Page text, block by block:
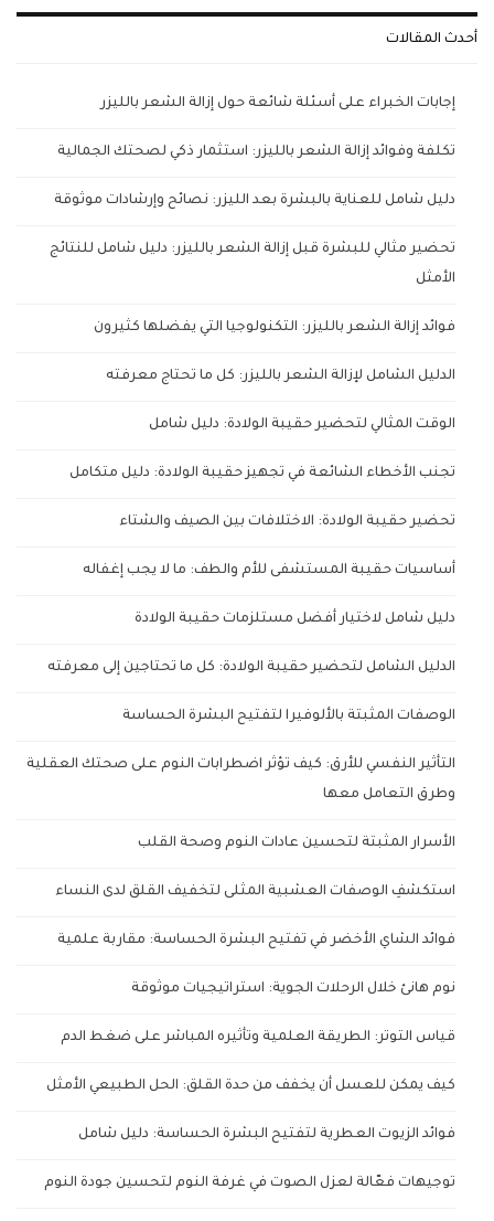
أحدث المقالات
إجابات الخبراء على أسئلة شائعة حول إزالة الشعر بالليزر
تكلفة وفوائد إزالة الشعر بالليزر: استثمار ذكي لصحتك الجمالية
دليل شامل للعناية بالبشرة بعد الليزر: نصائح وإرشادات موثوقة
تحضير مثالي للبشرة قبل إزالة الشعر بالليزر: دليل شامل للنتائج
الأمثل
فوائد إزالة الشعر بالليزر: التكنولوجيا التي يفضلها كثيرون
الدليل الشامل لإزالة الشعر بالليزر: كل ما تحتاج معرفته
الوقت المثالي لتحضير حقيبة الولادة: دليل شامل
تجنب الأخطاء الشائعة في تجهيز حقيبة الولادة: دليل متكامل
تحضير حقيبة الولادة: الاختلافات بين الصيف والشتاء
أساسيات حقيبة المستشفى للأم والطف: ما لا يجب إغفاله
دليل شامل لاختيار أفضل مستلزمات حقيبة الولادة
الدليل الشامل لتحضير حقيبة الولادة: كل ما تحتاجين إلى معرفته
الوصفات المثبتة بالألوفيرا لتفتيح البشرة الحساسة
التأثير النفسي للأرق: كيف تؤثر اضطرابات النوم على صحتك العقلية
وطرق التعامل معها
الأسرار المثبتة لتحسين عادات النوم وصحة القلب
استكشفِ الوصفات العشبية المثلى لتخفيف القلق لدى النساء
فوائد الشاي الأخضر في تفتيح البشرة الحساسة: مقاربة علمية
نوم هانئ خلال الرحلات الجوية: استراتيجيات موثوقة
قياس التوتر: الطريقة العلمية وتأثيره المباشر على ضغط الدم
كيف يمكن للعسل أن يخفف من حدة القلق: الحل الطبيعي الأمثل
فوائد الزيوت العطرية لتفتيح البشرة الحساسة: دليل شامل
توجيهات فعّالة لعزل الصوت في غرفة النوم لتحسين جودة النوم